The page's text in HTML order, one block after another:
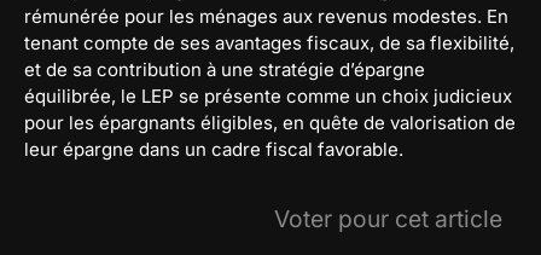
rémunérée pour les ménages aux revenus modestes. En
tenant compte de ses avantages fiscaux, de sa flexibilité,
et de sa contribution à une stratégie d’épargne
équilibrée, le LEP se présente comme un choix judicieux
pour les épargnants éligibles, en quête de valorisation de
leur épargne dans un cadre fiscal favorable.
Voter pour cet article